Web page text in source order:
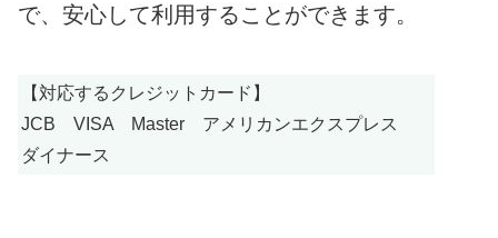
で、安心して利用することができます。
【対応するクレジットカード】
JCB VISA Master アメリカンエクスプレス
ダイナース